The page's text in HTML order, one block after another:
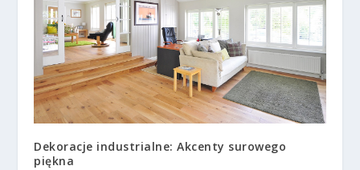
Dekoracje industrialne: Akcenty surowego
piękna